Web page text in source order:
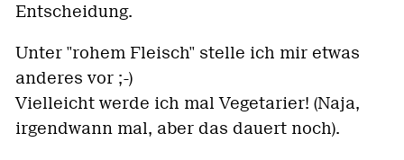
Entscheidung.
Unter "rohem Fleisch" stelle ich mir etwas
anderes vor ;-)
Vielleicht werde ich mal Vegetarier! (Naja,
irgendwann mal, aber das dauert noch).